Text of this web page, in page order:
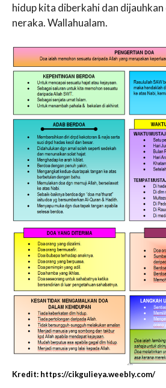
hidup kita diberkahi dan
neraka. Wallahualam.
Kredit: https://cikgulieya.weebly.com/